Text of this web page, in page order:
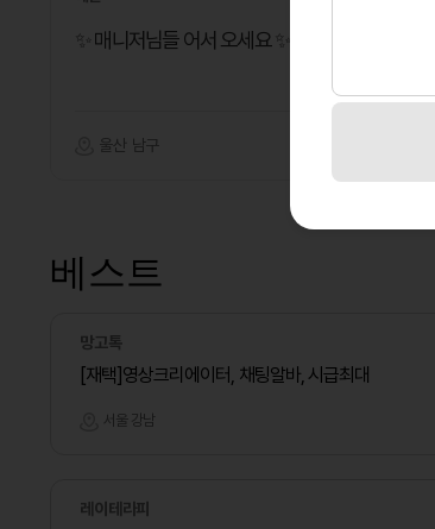
✨ 매니저님들 어서 오세요 ✨
울산 남구
베스트
망고톡
[재택]영상크리에이터, 채팅알바, 시급최대
서울 강남
레이테라피